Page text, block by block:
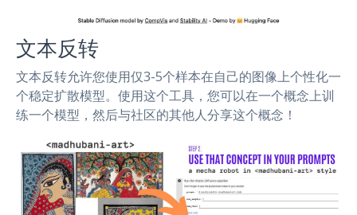
文本反转
文本反转允许您使用仅3-5个样本在自己的图像上个性化一
个稳定扩散模型。使用这个工具，您可以在一个概念上训
练一个模型，然后与社区的其他人分享这个概念！